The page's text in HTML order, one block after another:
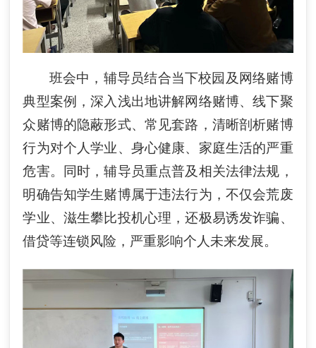
班会中，辅导员结合当下校园及网络赌博
典型案例，深入浅出地讲解网络赌博、线下聚
众赌博的隐蔽形式、常见套路，清晰剖析赌博
行为对个人学业、身心健康、家庭生活的严重
危害。同时，辅导员重点普及相关法律法规，
明确告知学生赌博属于违法行为，不仅会荒废
学业、滋生攀比投机心理，还极易诱发诈骗、
借贷等连锁风险，严重影响个人未来发展。